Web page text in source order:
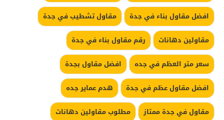
افضل مقاول بناء في جدة
مقاول تشطيب في جدة
مقاولين دهانات
رقم مقاول بناء في جدة
سعر متر العظم في جده
افضل مقاول بجدة
افضل مقاول عظم في جدة
هدم عماير جده
مقاول في جدة ممتاز
مطلوب مقاولين دهانات